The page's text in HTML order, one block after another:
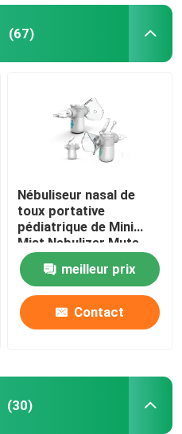
(67)
Nébuliseur nasal de
toux portative
pédiatrique de Mini
Mist Nebulizer Mute
Inhalator de bébé
meilleur prix
Contact
(30)